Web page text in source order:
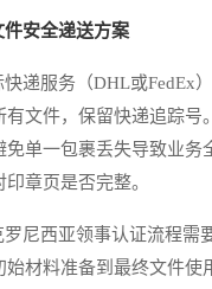
安全递送方案
服务（DHL或FedEx）
有文件，保留快递追踪号
免单一包裹丢失导致业务
章页是否完整。
西亚领事认证流程需
始材料准备到最终文件使